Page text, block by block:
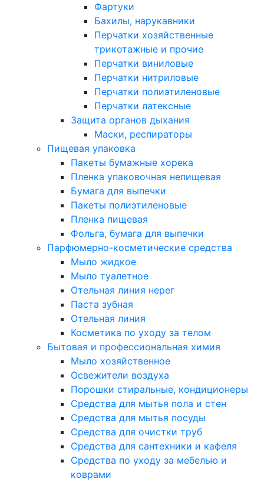
Фартуки
Бахилы, нарукавники
Перчатки хозяйственные
трикотажные и прочие
Перчатки виниловые
Перчатки нитриловые
Перчатки полиэтиленовые
Перчатки латексные
Защита органов дыхания
Маски, респираторы
Пищевая упаковка
Пакеты бумажные хорека
Пленка упаковочная непищевая
Бумага для выпечки
Пакеты полиэтиленовые
Пленка пищевая
Фольга, бумага для выпечки
Парфюмерно-косметические средства
Мыло жидкое
Мыло туалетное
Отельная линия нерег
Паста зубная
Отельная линия
Косметика по уходу за телом
Бытовая и профессиональная химия
Мыло хозяйственное
Освежители воздуха
Порошки стиральные, кондиционеры
Средства для мытья пола и стен
Средства для мытья посуды
Средства для очистки труб
Средства для сантехники и кафеля
Средства по уходу за мебелью и
коврами